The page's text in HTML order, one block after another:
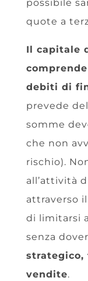
possibile
quote a
Il capitale
debiti di
prevede
somme
che non
rischio).
all’attività
attraverso
di limitarsi
senza
strategico,
vendite.